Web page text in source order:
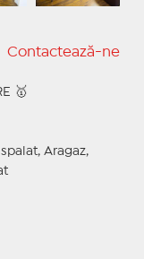
Contactează-ne
🥇
Aragaz,